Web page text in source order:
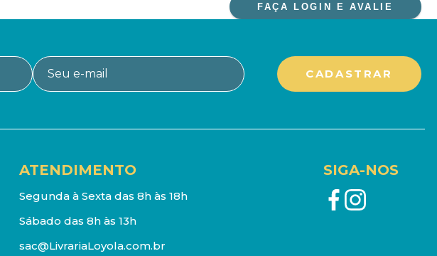
FAÇA LOGIN E AVALIE
ATENDIMENTO
Segunda à Sexta das 8h às 18h
Sábado das 8h às 13h
sac@LivrariaLoyola.com.br
SIGA-NOS